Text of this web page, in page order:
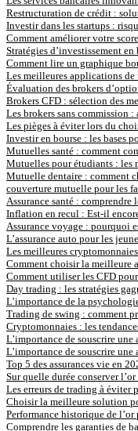
Restructuration de crédit :
Investir dans les startups :
Comment améliorer votre
Stratégies d’investissement
Comment lire un graphique
Les meilleures applications
Évaluation des brokers
Brokers CFD : sélection des
Les brokers sans commission
Les pièges à éviter lors du
Investir en bourse : les bases
Mutuelles santé : comment
Mutuelles pour étudiants : les
Mutuelle dentaire : comment
couverture mutuelle pour les
Assurance santé : comprendre
Inflation en recul : Est-il
Assurance voyage : pourquoi
L’assurance auto pour les
Les meilleures
Comment choisir la meilleure
Comment utiliser les CFD
Day trading : les stratégies
L’importance de la
Trading de swing : comment
Cryptomonnaies : les
L’importance de souscrire
L’importance de souscrire
Top 5 des assurances vie en
Sur quelle durée conserver
Les erreurs de trading à éviter
Choisir la meilleure solution
Performance historique de
Comprendre les garanties de